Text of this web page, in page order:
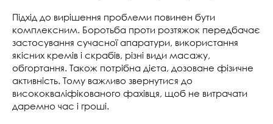
Підхід до вирішення проблеми повинен бути
комплексним. Боротьба проти розтяжок передбачає
застосування сучасної апаратури, використання
якісних кремів і скрабів, різні види масажу,
обгортання. Також потрібна дієта, дозоване фізичне
активність. Тому важливо звернутися до
висококваліфікованого фахівця, щоб не витрачати
даремно час і гроші.